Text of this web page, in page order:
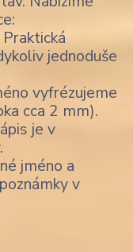
Praktická
jednoduše
vyfrézujeme
cca 2 mm).
je v
jméno a
v